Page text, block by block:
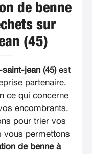
de benne
sur
(45)
jean (45)est
partenaire.
ce qui concerne
encombrants.
pour trier vos
vous permettons
de benne à